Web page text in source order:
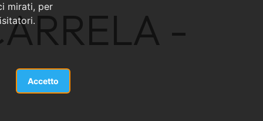
mirati, per
Accetto
-